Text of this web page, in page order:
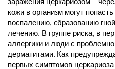
заражения церкариозом –
кожи в организм могут
воспалению, образованию
лечению. В группе риска, в
аллергики и люди с
дерматитами. Как
первых симптомов